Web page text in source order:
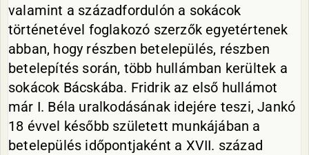
valamint a századfordulón a sokácok
történetével foglakozó szerzők egyetértenek
abban, hogy részben betelepülés, részben
betelepítés során, több hullámban kerültek a
sokácok Bácskába. Fridrik az első hullámot
már I. Béla uralkodásának idejére teszi, Jankó
18 évvel később született munkájában a
betelepülés időpontjaként a XVII. század